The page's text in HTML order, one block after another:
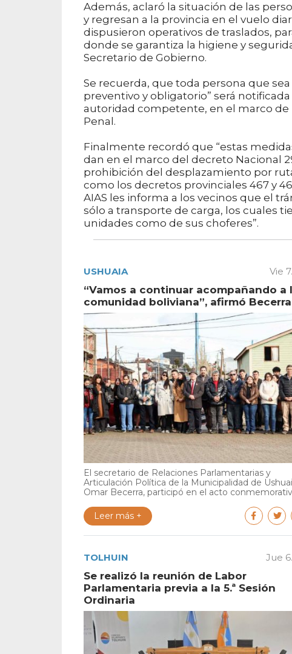
Además, aclaró la situación de las
y regresan a la provincia en el vuelo
dispusieron operativos de traslados,
donde se garantiza la higiene y
Secretario de Gobierno.
Se recuerda, que toda persona que
preventivo y obligatorio” será
autoridad competente, en el marco de
Penal.
Finalmente recordó que “estas
dan en el marco del decreto Nacional
prohibición del desplazamiento por
como los decretos provinciales 467 y
AIAS les informa a los vecinos que el
sólo a transporte de carga, los cuales
unidades como de sus choferes”.
USHUAIA Vie
“Vamos a continuar acompañando a
comunidad boliviana”, afirmó Becerra
El secretario de Relaciones Parlamentarias y
Articulación Política de la Municipalidad de
Omar Becerra, participó en el acto
Leer más +
TOLHUIN Jue
Se realizó la reunión de Labor
Parlamentaria previa a la 5.ª Sesión
Ordinaria